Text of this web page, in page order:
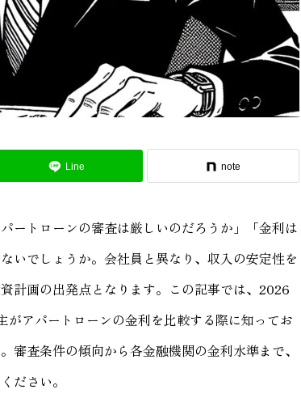
Line note
ートローンの審査は厳しいのだろうか」「金利は
いでしょうか。会社員と異なり、収入の安定性を
計画の出発点となります。この記事では、2026
アパートローンの金利を比較する際に知ってお
審査条件の傾向から各金融機関の金利水準まで、
ださい。